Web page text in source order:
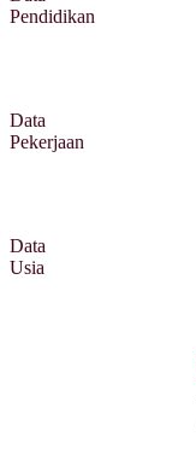
Pendidikan
Data
Pekerjaan
Data
Usia